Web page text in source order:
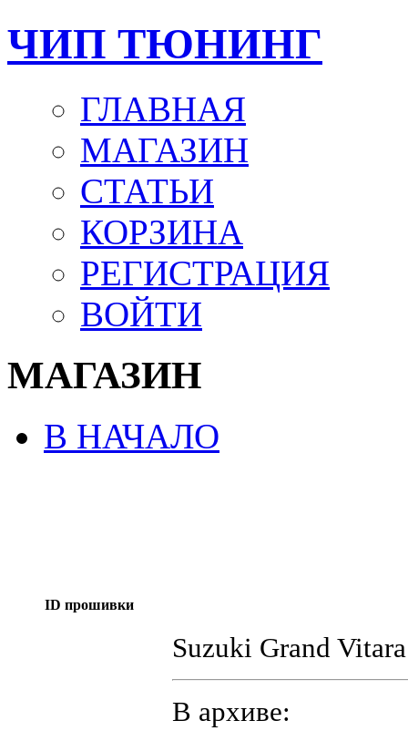
ЧИП ТЮНИНГ
ГЛАВНАЯ
МАГАЗИН
СТАТЬИ
КОРЗИНА
РЕГИСТРАЦИЯ
ВОЙТИ
МАГАЗИН
В НАЧАЛО
ID прошивки
Suzuki Grand Vitara
В архиве: